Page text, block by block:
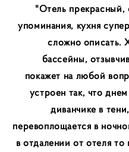
"Отель прекрасный,
упоминания, кухня
сложно описать.
бассейны,
покажет на любой
устроен так, что
диванчике в
перевоплощается в
в отдалении от отеля